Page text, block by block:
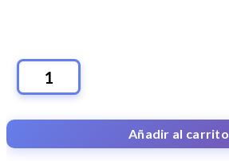
PARFUMS
PERFUME
MUJER
Añadir al carrito